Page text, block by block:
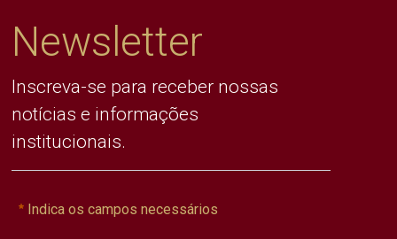
Newsletter
Inscreva-se para receber nossas
notícias e informações
institucionais.
Indica os campos necessários